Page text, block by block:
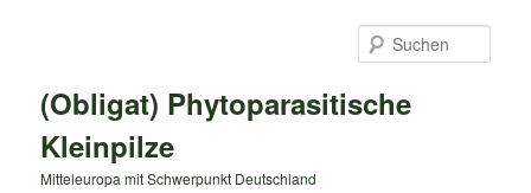
(Obligat) Phytoparasitische
Kleinpilze
Mitteleuropa mit Schwerpunkt Deutschland